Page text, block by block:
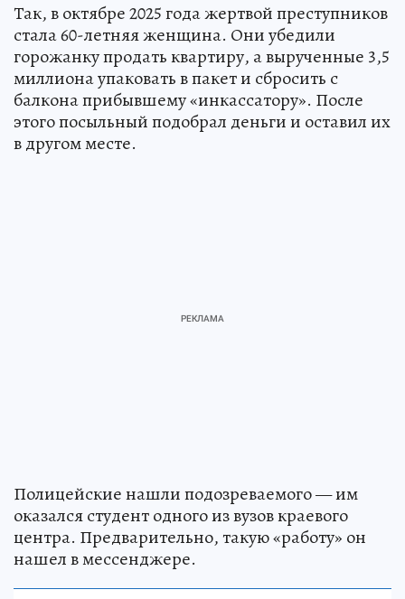
Так, в октябре 2025 года жертвой преступников
стала 60-летняя женщина. Они убедили
горожанку продать квартиру, а вырученные 3,5
миллиона упаковать в пакет и сбросить с
балкона прибывшему «инкассатору». После
этого посыльный подобрал деньги и оставил их
в другом месте.
Полицейские нашли подозреваемого — им
оказался студент одного из вузов краевого
центра. Предварительно, такую «работу» он
нашел в мессенджере.